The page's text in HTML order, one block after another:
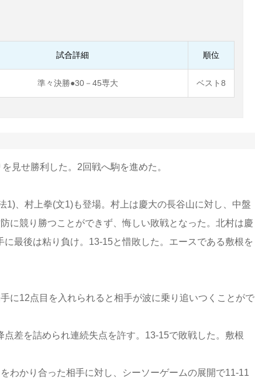
試合詳細 順位
々決勝●30－45専大 ベスト8
見せ勝利した。2回戦へ駒を進めた。
、村上拳(文1)も登場。村上は慶大の長谷山に対し、中盤
に競り勝つことができず、悔しい敗戦となった。北村は慶
最後は粘り負け。13-15と惜敗した。エースである敷根を
に12点目を入れられると相手が波に乗り追いつくことがで
差を詰められ連続失点を許す。13-15で敗戦した。敷根
かり合った相手に対し、シーソーゲームの展開で11-11